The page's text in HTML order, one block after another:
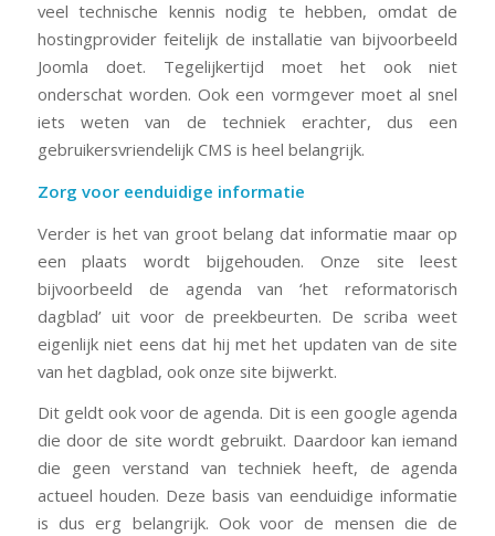
veel technische kennis nodig te hebben, omdat de
hostingprovider feitelijk de installatie van bijvoorbeeld
Joomla doet. Tegelijkertijd moet het ook niet
onderschat worden. Ook een vormgever moet al snel
iets weten van de techniek erachter, dus een
gebruikersvriendelijk CMS is heel belangrijk.
Zorg voor eenduidige informatie
Verder is het van groot belang dat informatie maar op
een plaats wordt bijgehouden. Onze site leest
bijvoorbeeld de agenda van ‘het reformatorisch
dagblad’ uit voor de preekbeurten. De scriba weet
eigenlijk niet eens dat hij met het updaten van de site
van het dagblad, ook onze site bijwerkt.
Dit geldt ook voor de agenda. Dit is een google agenda
die door de site wordt gebruikt. Daardoor kan iemand
die geen verstand van techniek heeft, de agenda
actueel houden. Deze basis van eenduidige informatie
is dus erg belangrijk. Ook voor de mensen die de